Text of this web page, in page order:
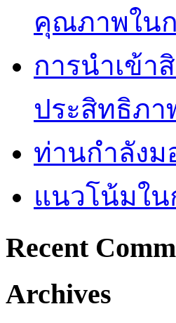
คุณภาพในก
การนำเข้า
ประสิทธิภา
ท่านกำลังม
แนวโน้มใ
Recent
Archives